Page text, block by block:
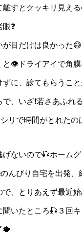
すとクッキリ見える
❓️
目だけは良かった😅
と👁️ドライアイで角
に、診てもらうこ
、いざ❗若さあふれ
リで時間がとれたの
げないので🎣ホーム
んびり自宅を出発、
、とりあえず最近
聞いたところ🎣３回
🐡